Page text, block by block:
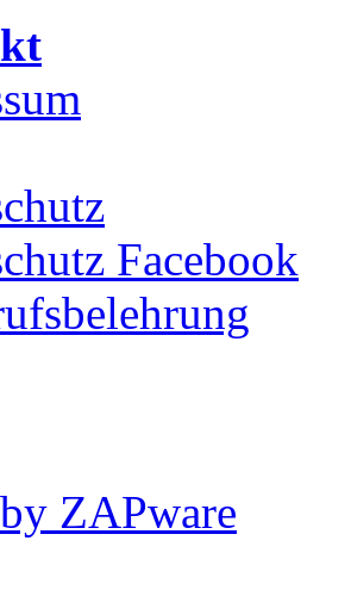
Facebook
ZAPware